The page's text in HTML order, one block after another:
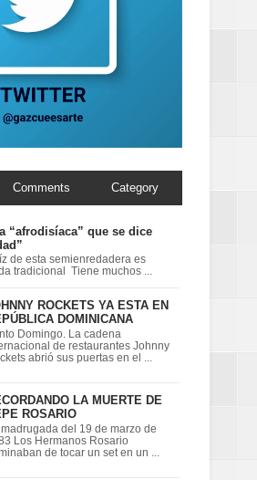
Comments Category
“afrodisíaca” que se dice
de esta semienredadera es
tradicional Tiene muchos ...
ROCKETS YA ESTA EN
DOMINICANA
Domingo. La cadena
de restaurantes Johnny
abrió sus puertas en el ...
LA MUERTE DE
ROSARIO
madrugada del 19 de marzo de
Los Hermanos Rosario
de tocar un set en un ...